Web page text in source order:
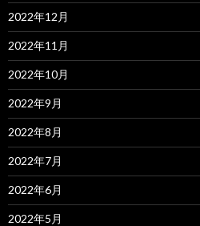
2022年12月
2022年11月
2022年10月
2022年9月
2022年8月
2022年7月
2022年6月
2022年5月